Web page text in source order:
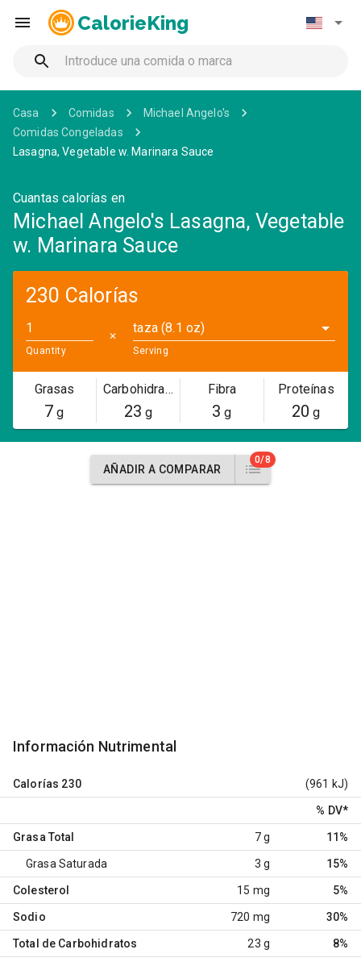
CalorieKing
Casa Comidas
Michael Angelo's
Comidas Congeladas
Lasagna, Vegetable w. Marinara Sauce
Cuantas calorías en
Michael Angelo's Lasagna, Vegetable
w. Marinara Sauce
230 Calorías
Quantity
✕
taza (8.1 oz)
Serving
Grasas
7 g
Carbohidratos
23 g
Fibra
3 g
Proteínas
20 g
AÑADIR A COMPARAR
0/8
Información Nutrimental
Calorías 230 (961 kJ)
% DV*
Grasa Total 7 g 11%
Grasa Saturada 3 g 15%
Colesterol 15 mg 5%
Sodio 720 mg 30%
Total de Carbohidratos 23 g 8%